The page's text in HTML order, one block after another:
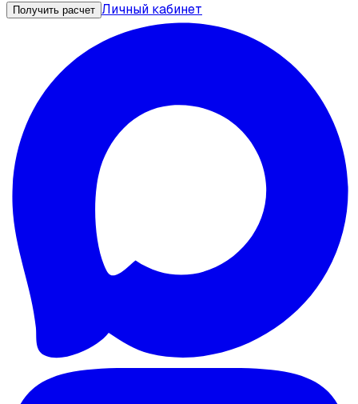
Получить расчет Личный кабинет